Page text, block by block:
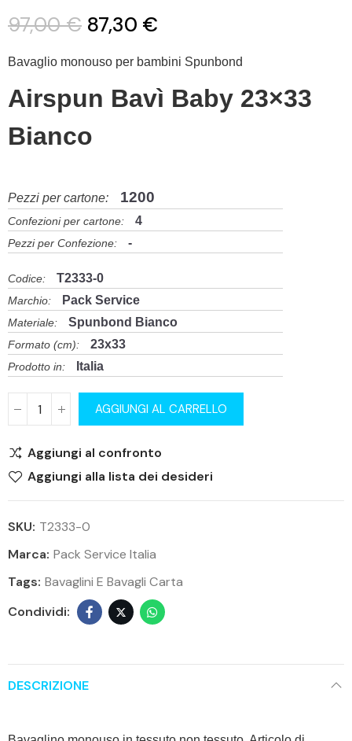
97,00 € 87,30 €
Bavaglio monouso per bambini Spunbond
Airspun Bavì Baby 23×33
Bianco
Pezzi per cartone: 1200
Confezioni per cartone: 4
Pezzi per Confezione: -
Codice: T2333-0
Marchio: Pack Service
Materiale: Spunbond Bianco
Formato (cm): 23x33
Prodotto in: Italia
AGGIUNGI AL CARRELLO
Aggiungi al confronto
Aggiungi alla lista dei desideri
SKU: T2333-0
Marca: Pack Service Italia
Tags: Bavaglini E Bavagli Carta
DESCRIZIONE